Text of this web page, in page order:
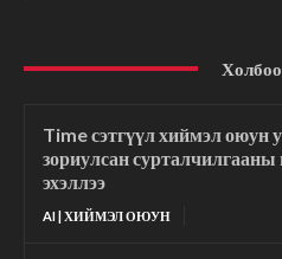
Time сэтгүүл хиймэл оюун
зориулсан
эхэллээ
AI | ХИЙМЭЛ ОЮУН